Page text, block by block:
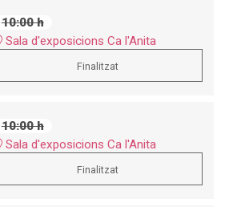
10:00 h
Sala d'exposicions Ca l'Anita
Finalitzat
10:00 h
Sala d'exposicions Ca l'Anita
Finalitzat